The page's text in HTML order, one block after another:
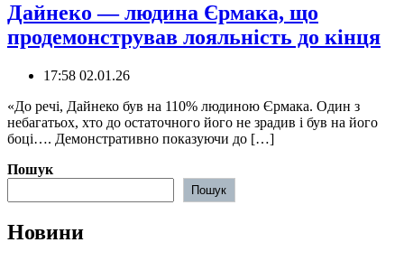
Дайнеко — людина Єрмака, що
продемонстрував лояльність до кінця
17:58 02.01.26
«До речі, Дайнеко був на 110% людиною Єрмака. Один з
небагатьох, хто до остаточного його не зрадив і був на його
боці…. Демонстративно показуючи до […]
Пошук
Пошук
Новини